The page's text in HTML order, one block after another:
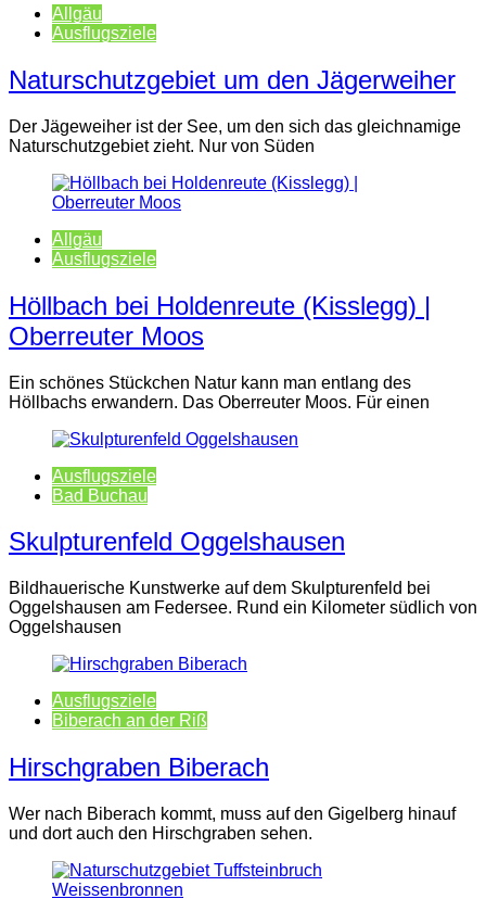
Allgäu
Ausflugsziele
Naturschutzgebiet um den Jägerweiher
Der Jägeweiher ist der See, um den sich das gleichnamige
Naturschutzgebiet zieht. Nur von Süden
Allgäu
Ausflugsziele
Höllbach bei Holdenreute (Kisslegg) |
Oberreuter Moos
Ein schönes Stückchen Natur kann man entlang des
Höllbachs erwandern. Das Oberreuter Moos. Für einen
Ausflugsziele
Bad Buchau
Skulpturenfeld Oggelshausen
Bildhauerische Kunstwerke auf dem Skulpturenfeld bei
Oggelshausen am Federsee. Rund ein Kilometer südlich von
Oggelshausen
Ausflugsziele
Biberach an der Riß
Hirschgraben Biberach
Wer nach Biberach kommt, muss auf den Gigelberg hinauf
und dort auch den Hirschgraben sehen.